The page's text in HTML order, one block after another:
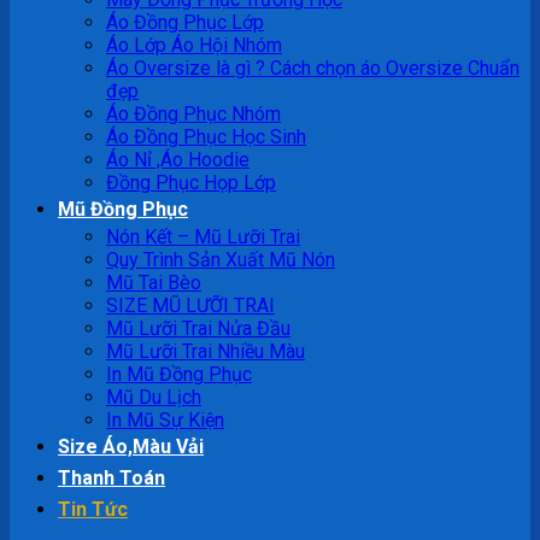
Áo Đồng Phục Lớp
Áo Lớp Áo Hội Nhóm
Áo Oversize là gì ? Cách chọn áo Oversize Chuẩn
đẹp
Áo Đồng Phục Nhóm
Áo Đồng Phục Học Sinh
Áo Nỉ ,Áo Hoodie
Đồng Phục Họp Lớp
Mũ Đồng Phục
Nón Kết – Mũ Lưỡi Trai
Quy Trình Sản Xuất Mũ Nón
Mũ Tai Bèo
SIZE MŨ LƯỠI TRAI
Mũ Lưỡi Trai Nửa Đầu
Mũ Lưỡi Trai Nhiều Màu
In Mũ Đồng Phục
Mũ Du Lịch
In Mũ Sự Kiện
Size Áo,Màu Vải
Thanh Toán
Tin Tức